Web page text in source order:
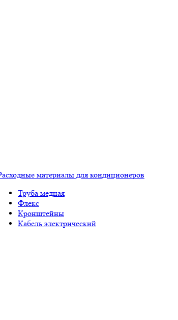
материалы для кондиционеров
Труба медная
Флекс
Кронштейны
Кабель электрический